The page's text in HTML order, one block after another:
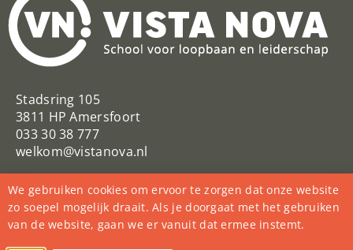
Stadsring 105
3811 HP Amersfoort
033 30 38 777
welkom@vistanova.nl
VistaNovaSchool
Vista Nova
@VistaNovaSchool
We gebruiken cookies om ervoor te zorgen dat onze website
zo soepel mogelijk draait. Als je doorgaat met het gebruiken
van de website, gaan we er vanuit dat ermee instemt.